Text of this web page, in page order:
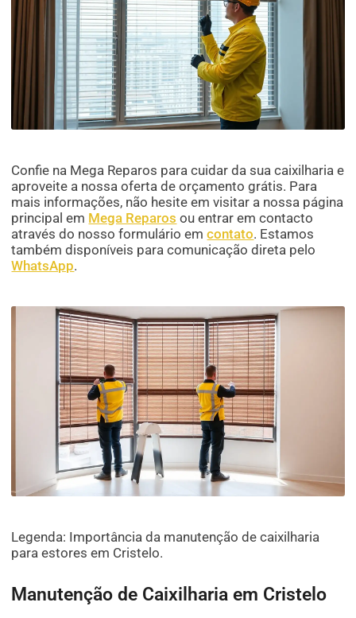
Confie na Mega Reparos para cuidar da sua caixilharia e
aproveite a nossa oferta de orçamento grátis. Para
mais informações, não hesite em visitar a nossa página
principal em Mega Reparos ou entrar em contacto
através do nosso formulário emcontato. Estamos
também disponíveis para comunicação direta pelo
WhatsApp.
Legenda: Importância da manutenção de caixilharia
para estores em Cristelo.
Manutenção de Caixilharia em Cristelo